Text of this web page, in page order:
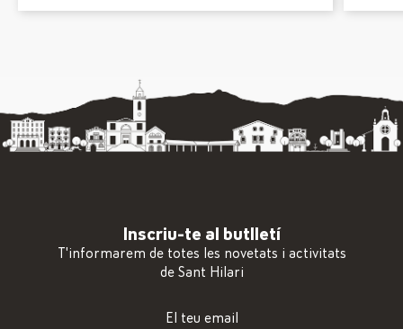
Inscriu-te al butlletí
T'informarem de totes les novetats i activitats
de Sant Hilari